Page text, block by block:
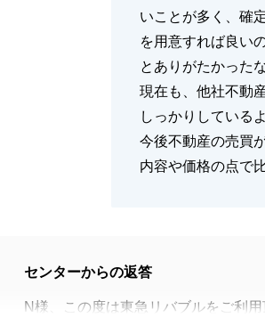
いことが多く、確
を用意すれば良い
とありがたかった
現在も、他社不動
しっかりしている
今後不動産の売買
内容や価格の点で
センターからの返答
N様、この度は東急リバブルをご利